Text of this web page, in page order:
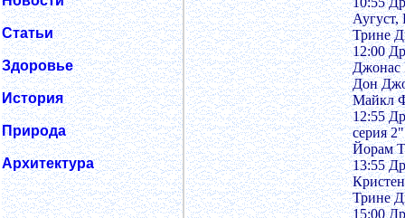
Статьи
Здоровье
История
Природа
Архитектура
Аугуст,
Трине
12:00
Джонас
Дон
Майкл
12:55
серия
Йорам
13:55
Трине
15:00